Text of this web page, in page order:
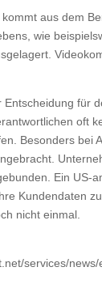
aus dem
wie
für
oft
Besonders bei
Ein US-
Kundendaten
nicht einmal.
services/